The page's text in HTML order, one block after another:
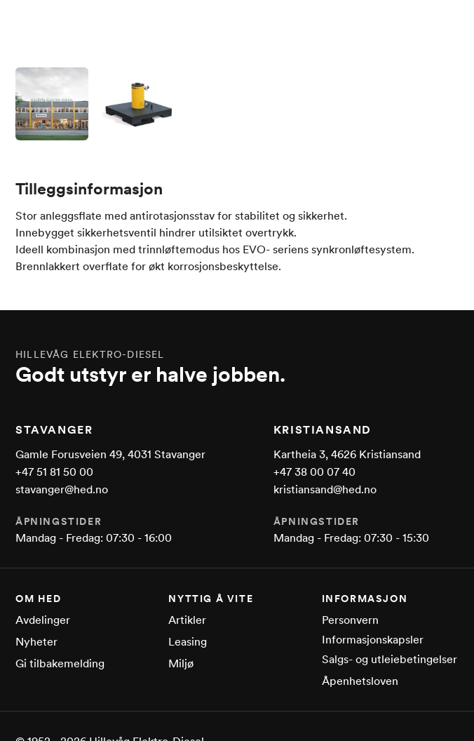
Tilleggsinformasjon
Stor anleggsflate med antirotasjonsstav for stabilitet og sikkerhet.
Innebygget sikkerhetsventil hindrer utilsiktet overtrykk.
Ideell kombinasjon med trinnløftemodus hos EVO- seriens synkronløftesystem.
Brennlakkert overflate for økt korrosjonsbeskyttelse.
HILLEVÅG ELEKTRO-DIESEL
Godt utstyr er halve jobben.
STAVANGER
Gamle Forusveien 49, 4031 Stavanger
+47 51 81 50 00
stavanger@hed.no
ÅPNINGSTIDER
Mandag - Fredag: 07:30 - 16:00
KRISTIANSAND
Kartheia 3, 4626 Kristiansand
+47 38 00 07 40
kristiansand@hed.no
ÅPNINGSTIDER
Mandag - Fredag: 07:30 - 15:30
OM HED
Avdelinger
Nyheter
Gi tilbakemelding
NYTTIG Å VITE
Artikler
Leasing
Miljø
INFORMASJON
Personvern
Informasjonskapsler
Salgs- og utleiebetingelser
Åpenhetsloven